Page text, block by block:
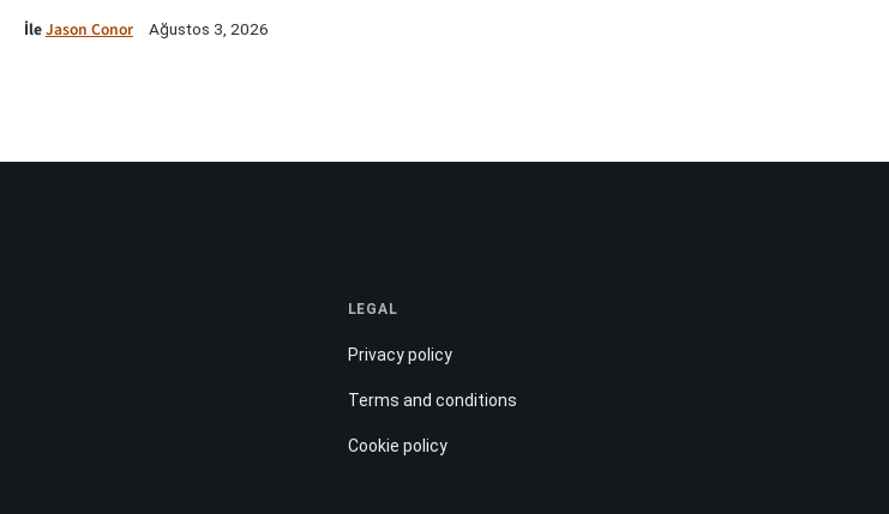
İleJason Conor Ağustos 3, 2026
LEGAL
Privacy policy
Terms and conditions
Cookie policy